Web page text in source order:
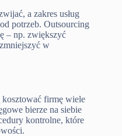
a zakres usług
potrzeb. Outsourcing
– np. zwiększyć
w
kosztować firmę wiele
bierze na siebie
kontrolne, które